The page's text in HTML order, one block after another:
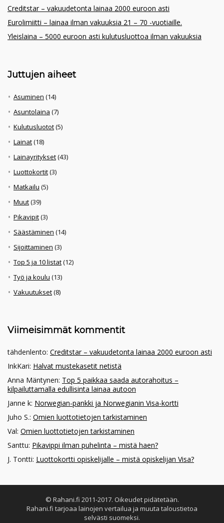
Creditstar – vakuudetonta lainaa 2000 euroon asti
Eurolimiitti – lainaa ilman vakuuksia 21 – 70 -vuotiaille.
Yleislaina – 5000 euroon asti kulutusluottoa ilman vakuuksia
Juttujen aiheet
Asuminen (14)
Asuntolaina (7)
Kulutusluotot(5)
Lainat(18)
Lainayritykset(43)
Luottokortit(3)
Matkailu (5)
Muut(39)
Pikavipit(3)
Säästäminen (14)
Sijoittaminen (3)
Top 5 ja 10 listat(12)
Työ ja koulu (13)
Vakuutukset(8)
Viimeisimmät kommentit
tähdenlento: Creditstar – vakuudetonta lainaa 2000 euroon asti
InkKari: Halvat mustekasetit netistä
Anna Mäntynen: Top 5 paikkaa saada autorahoitus –
kilpailuttamalla edullisinta lainaa autoon
Janne k: Norwegian-pankki ja Norwegianin Visa-kortti
Juho S.: Omien luottotietojen tarkistaminen
Val: Omien luottotietojen tarkistaminen
Santtu: Pikavippi ilman puhelinta – mistä haen?
J. Tontti: Luottokortti opiskelijalle – mistä opiskelijan Visa?
© Rahani.fi 2011-2017. Oikeudet pidätetään.
Rahani.fi tarjoaa lainojen vertailua ja muuta taloustietoa
selvästi suomeksi.